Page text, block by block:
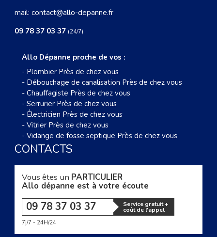
mail: contact@allo-depanne.fr
09 78 37 03 37 (24/7)
Allo Dépanne proche de vos :
- Plombier Près de chez vous
- Débouchage de canalisation Près de chez vous
- Chauffagiste Près de chez vous
- Serrurier Près de chez vous
- Électricien Près de chez vous
- Vitrier Près de chez vous
- Vidange de fosse septique Près de chez vous
CONTACTS
Vous êtes un PARTICULIER
Allo dépanne est à votre écoute
09 78 37 03 37 Service gratuit +
coût de l'appel
7j/7 - 24H/24